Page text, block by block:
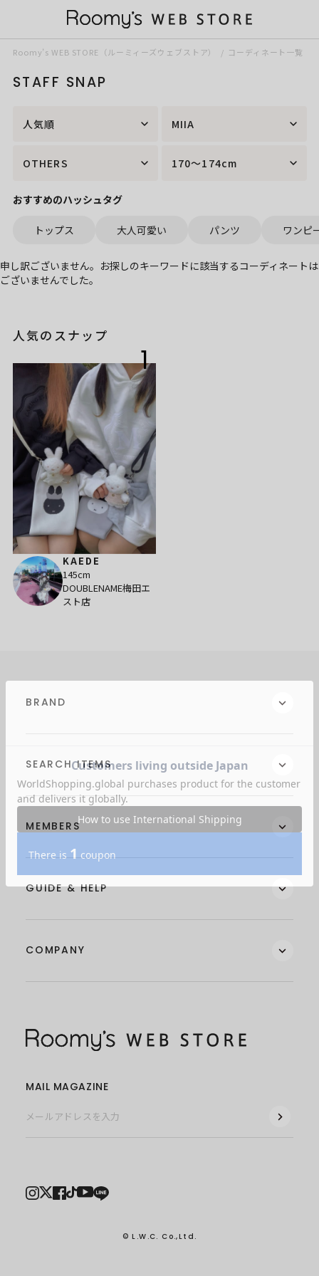
Roomy’s WEB STORE（ルーミィーズウェブストア） コーディネート一覧
STAFF SNAP
人気順 MIIA
OTHERS 170～174cm
おすすめのハッシュタグ
トップス 大人可愛い パンツ ワンピ
申し訳ございません。お探しのキーワードに該当するコーディネートは
ございませんでした。
人気のスナップ
1
KAEDE
145cm
DOUBLENAME梅田エ
スト店
BRAND
SEARCH ITEMS
MEMBERS
GUIDE & HELP
COMPANY
MAIL MAGAZINE
© L.W.C. Co.,Ltd.